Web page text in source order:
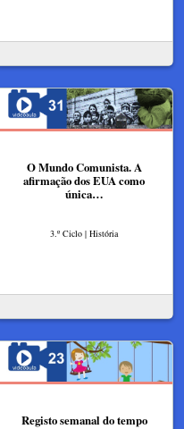
O Mundo Comunista. A
afirmação dos EUA como
única…
3.º Ciclo | História
Registo semanal do tempo